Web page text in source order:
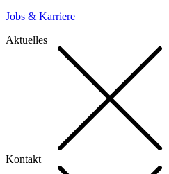
Jobs & Karriere
Aktuelles
Kontakt